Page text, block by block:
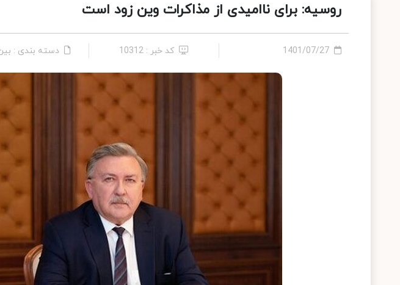
روسیه: برای ناامیدی از مذاکرات وین زود است
1401/07/27 کد خبر : 10312 دسته بندی :